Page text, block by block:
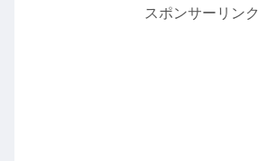
スポンサーリンク